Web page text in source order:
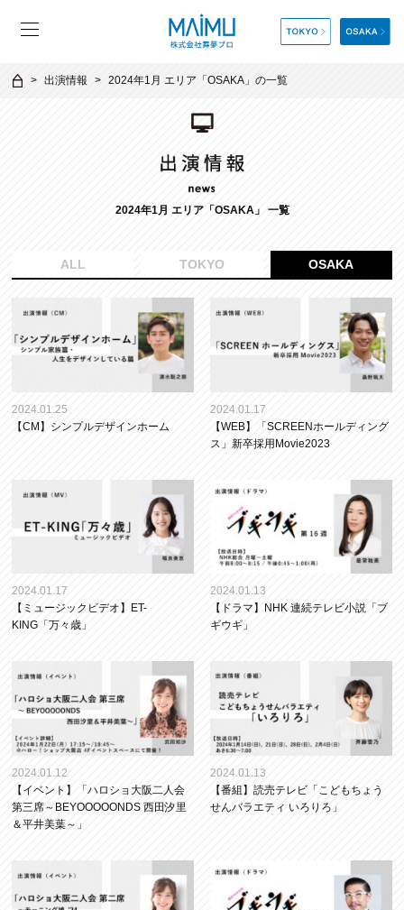
出演情報 2024年1月 エリア「OSAKA」の一覧
2024年1月 エリア「OSAKA」 一覧
ALL TOKYO OSAKA
2024.01.25
【CM】シンプルデザインホーム
2024.01.17
【WEB】「SCREENホールディング
ス」新卒採用Movie2023
2024.01.17
【ミュージックビデオ】ET-
KING「万々歳」
2024.01.13
【ドラマ】NHK 連続テレビ小説「ブ
ギウギ」
2024.01.12
【イベント】「ハロショ大阪二人会
第三席～BEYOOOOONDS 西田汐里
＆平井美葉～」
2024.01.13
【番組】読売テレビ「こどもちょう
せんバラエティ いろりろ」